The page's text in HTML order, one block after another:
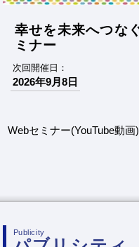
幸せを未来へつな
ミナー
次回開催日：
2026年9月8日
Webセミナー(YouTube動画
Publicity